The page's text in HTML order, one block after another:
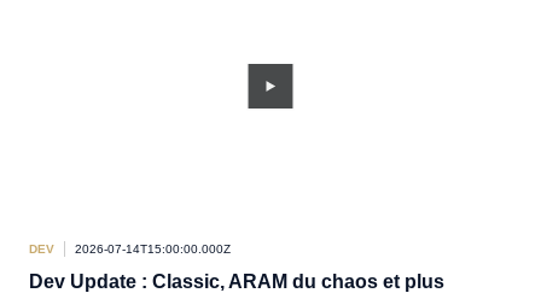
DEV 2026-07-14T15:00:00.000Z
Dev Update : Classic, ARAM du chaos et plus